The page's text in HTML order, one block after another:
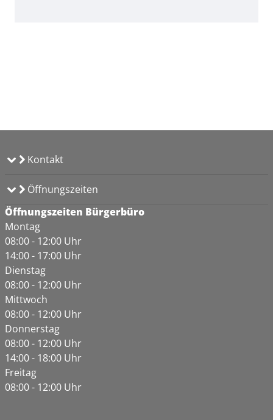
Kontakt
Öffnungszeiten
Öffnungszeiten Bürgerbüro
Montag
08:00 - 12:00 Uhr
14:00 - 17:00 Uhr
Dienstag
08:00 - 12:00 Uhr
Mittwoch
08:00 - 12:00 Uhr
Donnerstag
08:00 - 12:00 Uhr
14:00 - 18:00 Uhr
Freitag
08:00 - 12:00 Uhr